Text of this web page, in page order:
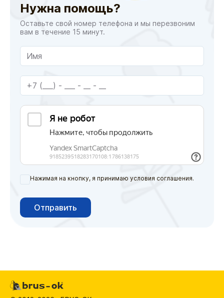
Нужна помощь?
Оставьте свой номер телефона и мы перезвоним
вам в течение 15 минут.
Нажимая на кнопку, я принимаю условия соглашения.
Отправить